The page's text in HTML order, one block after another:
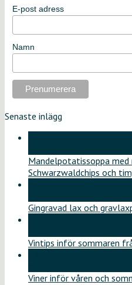
E-post adress
Namn
Senaste inlägg
Mandelpotatissoppa
Schwarzwaldchips och
Gingravad lax och
Vintips inför sommaren
Viner inför våren och